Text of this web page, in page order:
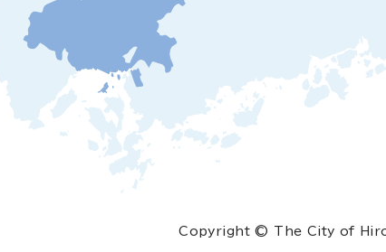
Copyright © The City of